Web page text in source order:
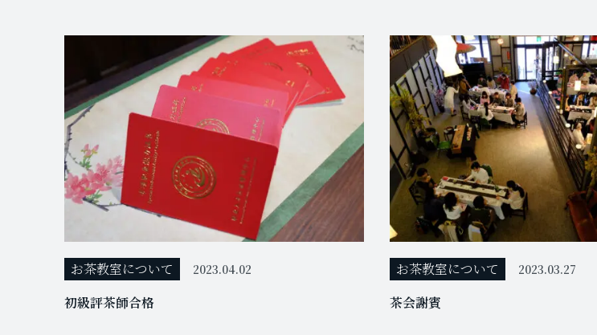
お茶教室について 2023.04.02
初級評茶師合格
お茶教室について 2023.03.27
茶会謝賓